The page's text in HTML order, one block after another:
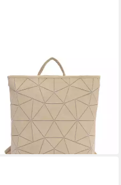
Sports Jessy-Lu (1-tlg), Für
Damen
ab 35,99 €
UVP 59,99 €
-40%
lieferbar - in 3-4 Werktagen bei dir